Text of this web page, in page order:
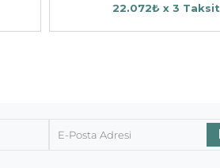
22.072₺ x 3 Taksit